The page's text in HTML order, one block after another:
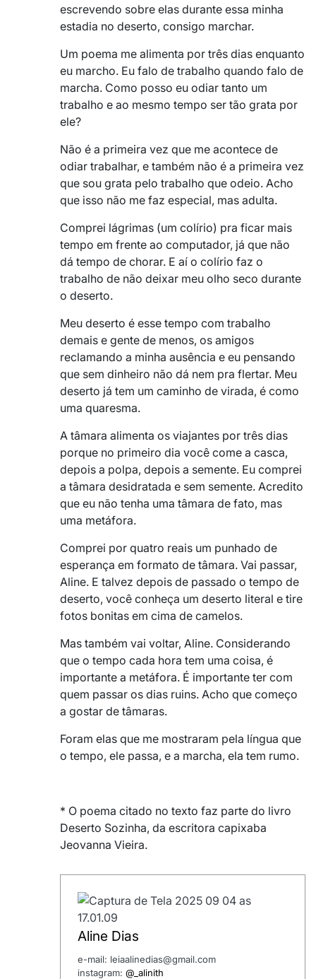
escrevendo sobre elas durante essa minha
estadia no deserto, consigo marchar.
Um poema me alimenta por três dias enquanto
eu marcho. Eu falo de trabalho quando falo de
marcha. Como posso eu odiar tanto um
trabalho e ao mesmo tempo ser tão grata por
ele?
Não é a primeira vez que me acontece de
odiar trabalhar, e também não é a primeira vez
que sou grata pelo trabalho que odeio. Acho
que isso não me faz especial, mas adulta.
Comprei lágrimas (um colírio) pra ficar mais
tempo em frente ao computador, já que não
dá tempo de chorar. E aí o colírio faz o
trabalho de não deixar meu olho seco durante
o deserto.
Meu deserto é esse tempo com trabalho
demais e gente de menos, os amigos
reclamando a minha ausência e eu pensando
que sem dinheiro não dá nem pra flertar. Meu
deserto já tem um caminho de virada, é como
uma quaresma.
A tâmara alimenta os viajantes por três dias
porque no primeiro dia você come a casca,
depois a polpa, depois a semente. Eu comprei
a tâmara desidratada e sem semente. Acredito
que eu não tenha uma tâmara de fato, mas
uma metáfora.
Comprei por quatro reais um punhado de
esperança em formato de tâmara. Vai passar,
Aline. E talvez depois de passado o tempo de
deserto, você conheça um deserto literal e tire
fotos bonitas em cima de camelos.
Mas também vai voltar, Aline. Considerando
que o tempo cada hora tem uma coisa, é
importante a metáfora. É importante ter com
quem passar os dias ruins. Acho que começo
a gostar de tâmaras.
Foram elas que me mostraram pela língua que
o tempo, ele passa, e a marcha, ela tem rumo.
* O poema citado no texto faz parte do livro
Deserto Sozinha, da escritora capixaba
Jeovanna Vieira.
Aline Dias
e-mail: leiaalinedias@gmail.com
instagram: @_alinith